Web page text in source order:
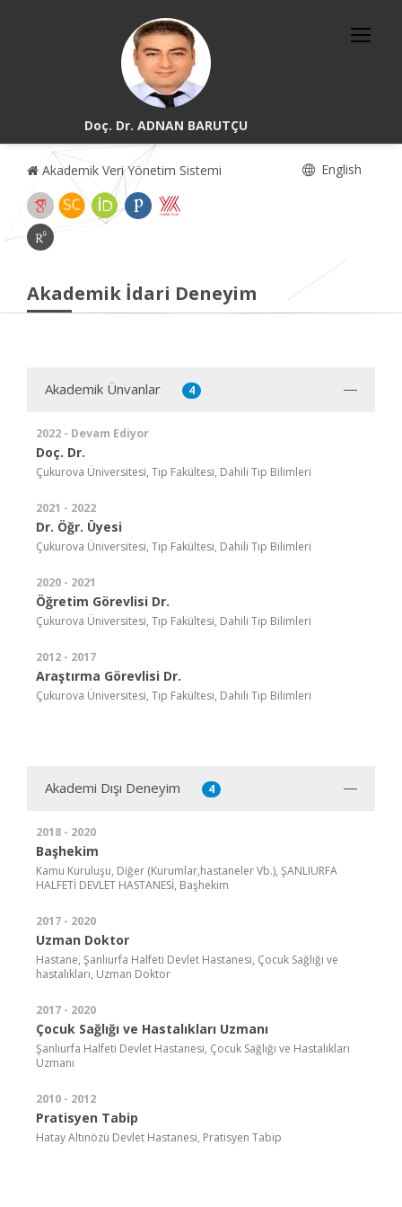
Doç. Dr. ADNAN BARUTÇU
Akademik Veri Yönetim Sistemi English
Akademik İdari Deneyim
Akademik Ünvanlar 4
2022 - Devam Ediyor
Doç. Dr.
Çukurova Üniversitesi, Tıp Fakültesi, Dahili Tıp Bilimleri
2021 - 2022
Dr. Öğr. Üyesi
Çukurova Üniversitesi, Tıp Fakültesi, Dahili Tıp Bilimleri
2020 - 2021
Öğretim Görevlisi Dr.
Çukurova Üniversitesi, Tıp Fakültesi, Dahili Tıp Bilimleri
2012 - 2017
Araştırma Görevlisi Dr.
Çukurova Üniversitesi, Tıp Fakültesi, Dahili Tıp Bilimleri
Akademi Dışı Deneyim 4
2018 - 2020
Başhekim
Kamu Kuruluşu, Diğer (Kurumlar,hastaneler Vb.), ŞANLIURFA
HALFETİ DEVLET HASTANESİ, Başhekim
2017 - 2020
Uzman Doktor
Hastane, Şanlıurfa Halfeti Devlet Hastanesi, Çocuk Sağlığı ve
hastalıkları, Uzman Doktor
2017 - 2020
Çocuk Sağlığı ve Hastalıkları Uzmanı
Şanlıurfa Halfeti Devlet Hastanesi, Çocuk Sağlığı ve Hastalıkları
Uzmanı
2010 - 2012
Pratisyen Tabip
Hatay Altınözü Devlet Hastanesi, Pratisyen Tabip